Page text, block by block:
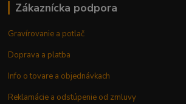
Zákaznícka podpora
Gravírovanie a potlač
Doprava a platba
Info o tovare a objednávkach
Reklamácie a odstúpenie od zmluvy